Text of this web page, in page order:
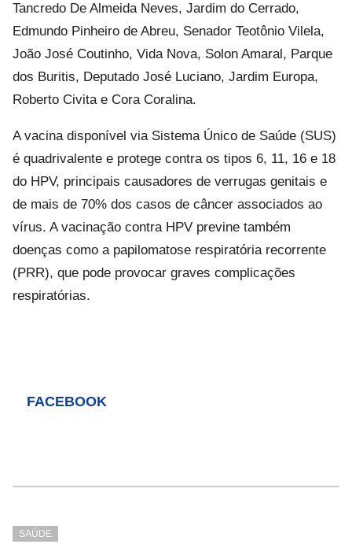
Tancredo De Almeida Neves, Jardim do Cerrado,
Edmundo Pinheiro de Abreu, Senador Teotônio Vilela,
João José Coutinho, Vida Nova, Solon Amaral, Parque
dos Buritis, Deputado José Luciano, Jardim Europa,
Roberto Civita e Cora Coralina.
A vacina disponível via Sistema Único de Saúde (SUS)
é quadrivalente e protege contra os tipos 6, 11, 16 e 18
do HPV, principais causadores de verrugas genitais e
de mais de 70% dos casos de câncer associados ao
vírus. A vacinação contra HPV previne também
doenças como a papilomatose respiratória recorrente
(PRR), que pode provocar graves complicações
respiratórias.
FACEBOOK
SAÚDE